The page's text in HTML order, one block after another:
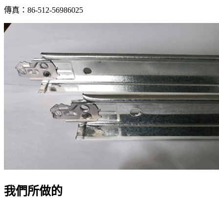
傳真：86-512-56986025
我們所做的